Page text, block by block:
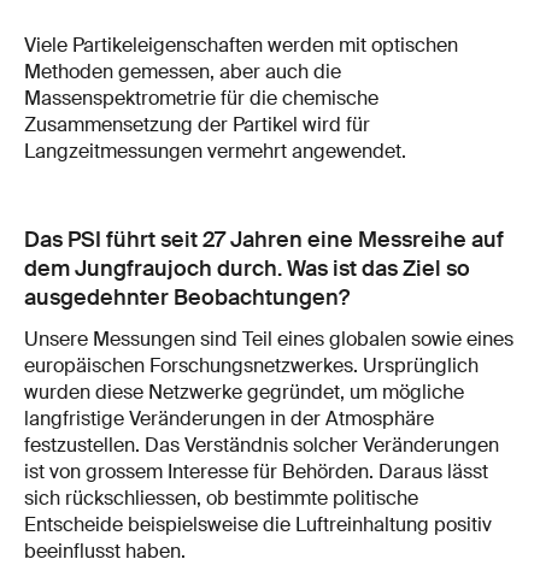
Viele Partikeleigenschaften werden mit optischen
Methoden gemessen, aber auch die
Massenspektrometrie für die chemische
Zusammensetzung der Partikel wird für
Langzeitmessungen vermehrt angewendet.
Das PSI führt seit 27 Jahren eine Messreihe auf
dem Jungfraujoch durch. Was ist das Ziel so
ausgedehnter Beobachtungen?
Unsere Messungen sind Teil eines globalen sowie eines
europäischen Forschungsnetzwerkes. Ursprünglich
wurden diese Netzwerke gegründet, um mögliche
langfristige Veränderungen in der Atmosphäre
festzustellen. Das Verständnis solcher Veränderungen
ist von grossem Interesse für Behörden. Daraus lässt
sich rückschliessen, ob bestimmte politische
Entscheide beispielsweise die Luftreinhaltung positiv
beeinflusst haben.